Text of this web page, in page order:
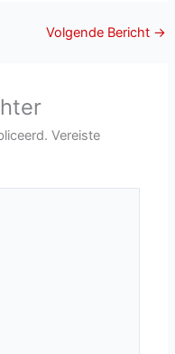
Volgende Bericht →
Vereiste